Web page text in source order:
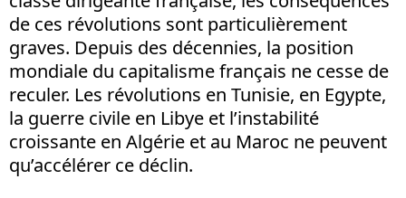
de ces révolutions sont particulièrement
graves. Depuis des décennies, la position
mondiale du capitalisme français ne cesse de
reculer. Les révolutions en Tunisie, en Egypte,
la guerre civile en Libye et l’instabilité
croissante en Algérie et au Maroc ne peuvent
qu’accélérer ce déclin.